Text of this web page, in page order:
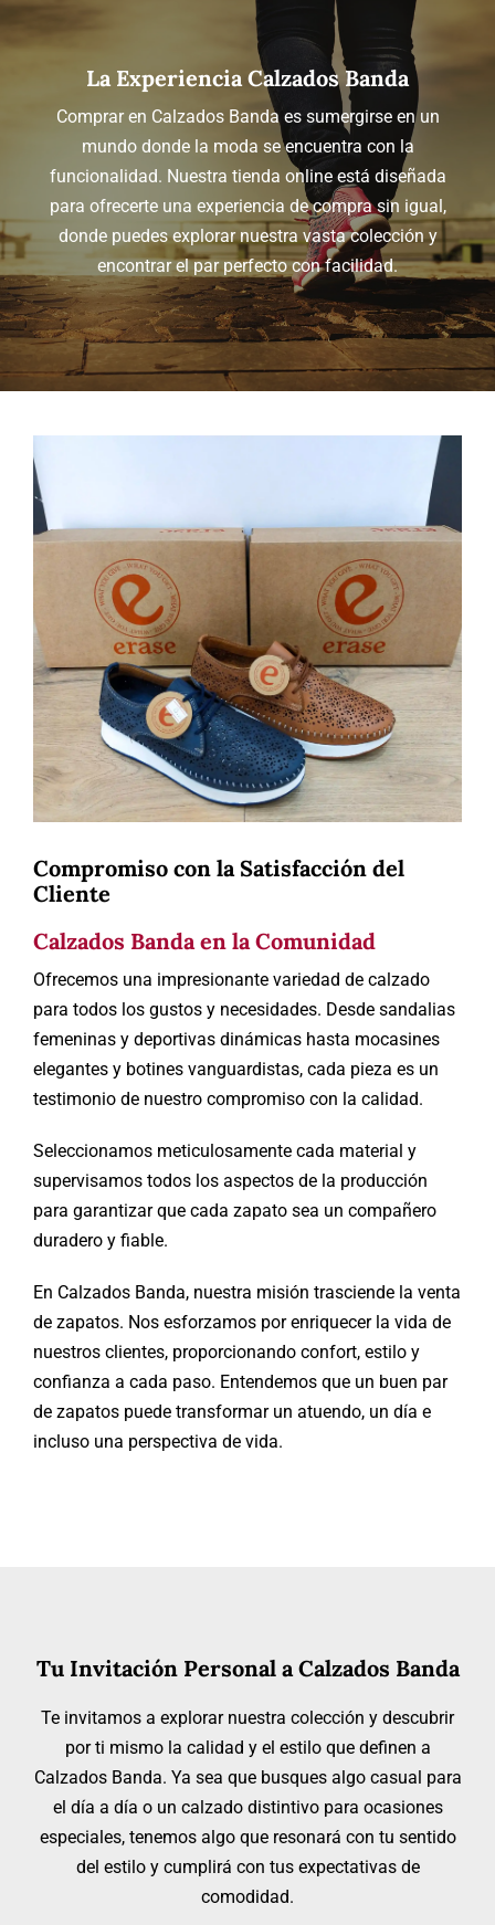
La Experiencia Calzados Banda
Comprar en Calzados Banda es sumergirse en un
mundo donde la moda se encuentra con la
funcionalidad. Nuestra tienda online está diseñada
para ofrecerte una experiencia de compra sin igual,
donde puedes explorar nuestra vasta colección y
encontrar el par perfecto con facilidad.
Compromiso con la Satisfacción del
Cliente
Calzados Banda en la Comunidad
Ofrecemos una impresionante variedad de calzado
para todos los gustos y necesidades. Desde sandalias
femeninas y deportivas dinámicas hasta mocasines
elegantes y botines vanguardistas, cada pieza es un
testimonio de nuestro compromiso con la calidad.
Seleccionamos meticulosamente cada material y
supervisamos todos los aspectos de la producción
para garantizar que cada zapato sea un compañero
duradero y fiable.
En Calzados Banda, nuestra misión trasciende la venta
de zapatos. Nos esforzamos por enriquecer la vida de
nuestros clientes, proporcionando confort, estilo y
confianza a cada paso. Entendemos que un buen par
de zapatos puede transformar un atuendo, un día e
incluso una perspectiva de vida.
Tu Invitación Personal a Calzados Banda
Te invitamos a explorar nuestra colección y descubrir
por ti mismo la calidad y el estilo que definen a
Calzados Banda. Ya sea que busques algo casual para
el día a día o un calzado distintivo para ocasiones
especiales, tenemos algo que resonará con tu sentido
del estilo y cumplirá con tus expectativas de
comodidad.